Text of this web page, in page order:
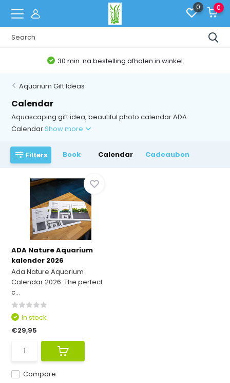
0 0
30 min. na bestelling afhalen in winkel
Aquarium Gift Ideas
Calendar
Aquascaping gift idea, beautiful photo calendar ADA
CalendarShow more
Filters Book Calendar Cadeaubon
ADA Nature Aquarium
kalender 2026
Ada Nature Aquarium
Calendar 2026. The perfect
c...
Compare
In stock
€29,95